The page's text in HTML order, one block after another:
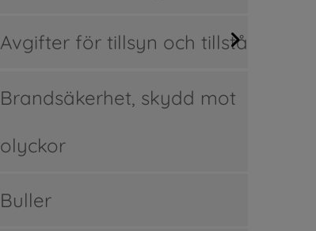
Avgifter för tillsyn och tillstånd
Brandsäkerhet, skydd mot
olyckor
Buller